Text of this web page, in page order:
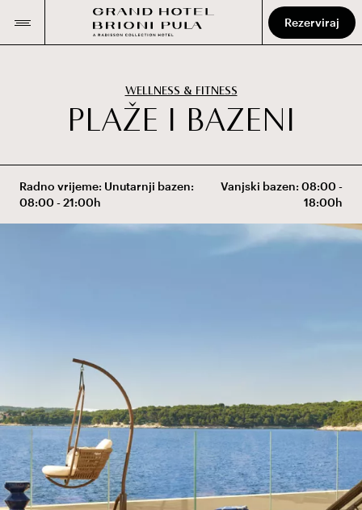
Rezerviraj
WELLNESS & FITNESS
PLAŽE I BAZEN I
Radno vrijeme: Unutarnji bazen:
08:00 - 21:00h
Vanjski bazen: 08:00 -
18:00h